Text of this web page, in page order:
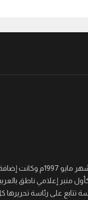
جريدة القرن نصف أسبوعية سياسية ثقافية
منبر إعلامي ناطق
تتابع على رئاسة